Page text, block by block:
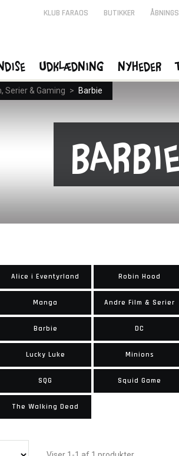
Serier & Gaming > Barbie
Barbie
Alice i Eventyrland Robin Hood
Manga Andre Film & Serier
Barbie DC
Lucky Luke Minions
SQG Squid Game
The Walking Dead
KLUB FARAOS BUTIKKER
Udklædning Nyheder